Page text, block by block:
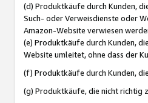
(d) Produktkäufe durch Kunden,
Such- oder Verweisdienste oder
Amazon-Website verwiesen
(e) Produktkäufe durch Kunden,
Website umleitet, ohne dass der
(f) Produktkäufe durch Kunden,
(g) Produktkäufe, die nicht richtig